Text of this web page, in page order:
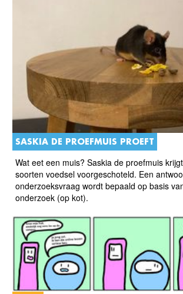
SASKIA DE PROEFMUIS PROEFT
Wat eet een muis? Saskia de proefmuis
soorten voedsel voorgeschoteld. Een
onderzoeksvraag wordt bepaald op basis
onderzoek (op kot).